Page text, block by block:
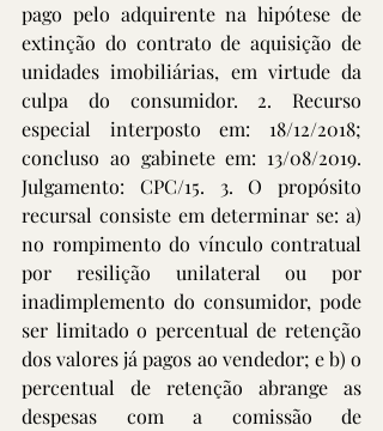
pago pelo adquirente na hipótese de
extinção do contrato de aquisição de
unidades imobiliárias, em virtude da
culpa do consumidor. 2. Recurso
especial interposto em: 18/12/2018;
concluso ao gabinete em: 13/08/2019.
Julgamento: CPC/15. 3. O propósito
recursal consiste em determinar se: a)
no rompimento do vínculo contratual
por resilição unilateral ou por
inadimplemento do consumidor, pode
ser limitado o percentual de retenção
dos valores já pagos ao vendedor; e b) o
percentual de retenção abrange as
despesas com a comissão de